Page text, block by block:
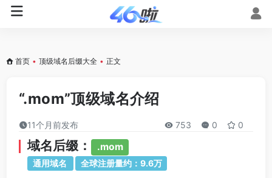
首页 • 顶级域名后缀大全 • 正文
“.mom”顶级域名介绍
11个月前发布 753 0 0
域名后缀： .mom
通用域名 全球注册量约：9.6万